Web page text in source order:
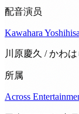
配音演员
Kawahara Yoshihisa
川原慶久 / かわ
所属
Across